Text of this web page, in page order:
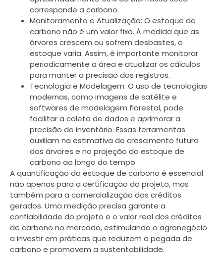
corresponde a carbono.
Monitoramento e Atualização: O estoque de
carbono não é um valor fixo. À medida que as
árvores crescem ou sofrem desbastes, o
estoque varia. Assim, é importante monitorar
periodicamente a área e atualizar os cálculos
para manter a precisão dos registros.
Tecnologia e Modelagem: O uso de tecnologias
modernas, como imagens de satélite e
softwares de modelagem florestal, pode
facilitar a coleta de dados e aprimorar a
precisão do inventário. Essas ferramentas
auxiliam na estimativa do crescimento futuro
das árvores e na projeção do estoque de
carbono ao longo do tempo.
A quantificação do estoque de carbono é essencial
não apenas para a certificação do projeto, mas
também para a comercialização dos créditos
gerados. Uma medição precisa garante a
confiabilidade do projeto e o valor real dos créditos
de carbono no mercado, estimulando o agronegócio
a investir em práticas que reduzem a pegada de
carbono e promovem a sustentabilidade.